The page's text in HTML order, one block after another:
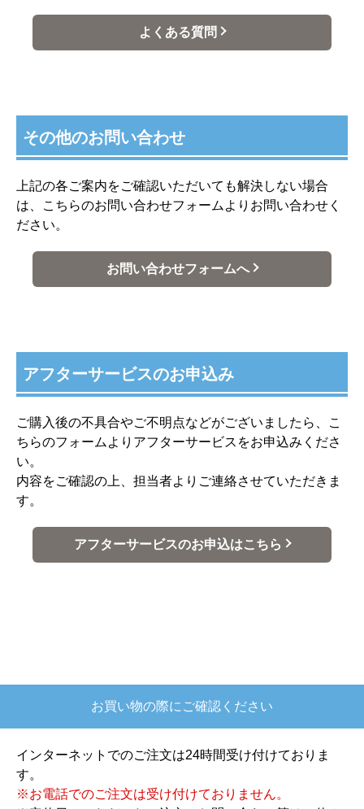
よくある質問
その他のお問い合わせ
上記の各ご案内をご確認いただいても解決しない場合
は、こちらのお問い合わせフォームよりお問い合わせく
ださい。
お問い合わせフォームへ
アフターサービスのお申込み
ご購入後の不具合やご不明点などがございましたら、こ
ちらのフォームよりアフターサービスをお申込みくださ
い。
内容をご確認の上、担当者よりご連絡させていただきま
す。
アフターサービスのお申込はこちら
お買い物の際にご確認ください
インターネットでのご注文は24時間受け付けておりま
す。
※お電話でのご注文は受け付けておりません。